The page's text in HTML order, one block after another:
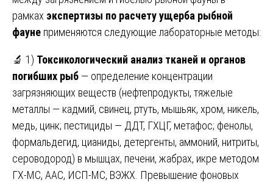
рамках экспертизы по расчету ущерба рыбной
фауне применяются следующие лабораторные методы:
🔬 1) Токсикологический анализ тканей и органов
погибших рыб — определение концентрации
загрязняющих веществ (нефтепродукты, тяжелые
металлы — кадмий, свинец, ртуть, мышьяк, хром, никель,
медь, цинк; пестициды — ДДТ, ГХЦГ, метафос; фенолы,
формальдегид, цианиды, детергенты, аммоний, нитриты,
сероводород) в мышцах, печени, жабрах, икре методом
ГХ-МС, ААС, ИСП-МС, ВЭЖХ. Превышение фоновых